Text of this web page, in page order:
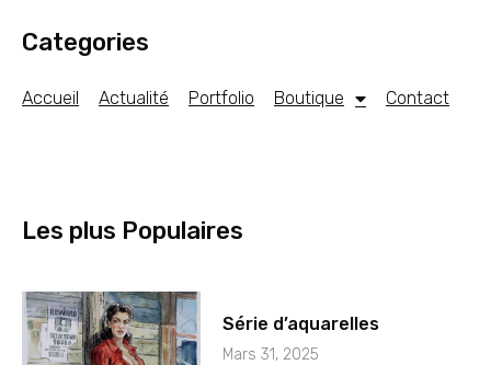
Categories
Accueil Actualité Portfolio Boutique Contact
Les plus Populaires
Série d’aquarelles
Mars 31, 2025